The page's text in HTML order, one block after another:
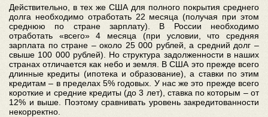
Действительно, в тех же США для полного покрытия среднего
долга необходимо отработать 22 месяца (получая при этом
среднюю по стране зарплату). В России необходимо
отработать «всего» 4 месяца (при условии, что средняя
зарплата по стране – около 25 000 рублей, а средний долг –
свыше 100 000 рублей). Но структура задолженности в наших
странах отличается как небо и земля. В США это прежде всего
длинные кредиты (ипотека и образование), а ставки по этим
кредитам – в пределах 5% годовых. У нас же это прежде всего
короткие и средние кредиты (до 3 лет), ставка по которым – от
12% и выше. Поэтому сравнивать уровень закредитованности
некорректно.